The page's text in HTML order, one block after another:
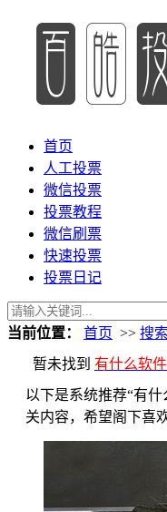
首页
人工投票
微信投票
投票教程
微信刷票
快速投票
投票日记
当前位置： 首页 >> 搜
暂未找到 有什么软
以下是系统推荐“有
关内容，希望阁下喜